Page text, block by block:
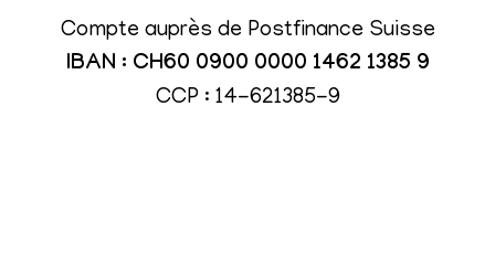
Compte auprès de Postfinance Suisse
IBAN : CH60 0900 0000 1462 1385 9
CCP : 14-621385-9